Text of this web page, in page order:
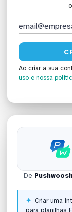
Ao criar a sua
uso e nossa
De
Criar uma
para planilhas